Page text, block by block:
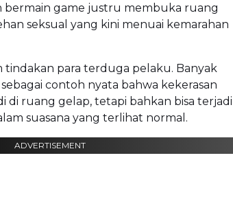
game justru membuka ruang
seksual yang kini menuai kemarahan
tindakan para terduga pelaku. Banyak
contoh nyata bahwa kekerasan
di ruang gelap, tetapi bahkan bisa terjadi
suasana yang terlihat normal.
ADVERTISEMENT